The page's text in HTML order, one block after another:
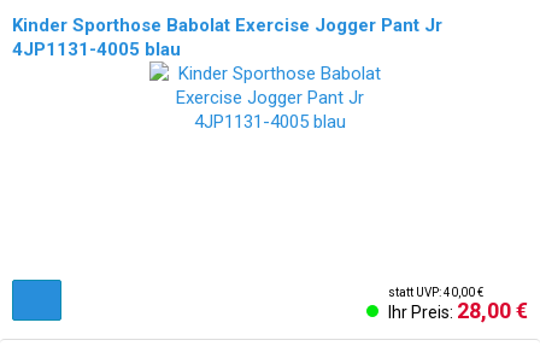
Kinder Sporthose Babolat Exercise Jogger Pant Jr
4JP1131-4005 blau
statt UVP: 40,00 €
Ihr Preis: 28,00 €